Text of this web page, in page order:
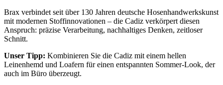
Brax verbindet seit über 130 Jahren deutsche Hosenhandwerkskunst
mit modernen Stoffinnovationen – die Cadiz verkörpert diesen
Anspruch: präzise Verarbeitung, nachhaltiges Denken, zeitloser
Schnitt.
Unser Tipp: Kombinieren Sie die Cadiz mit einem hellen
Leinenhemd und Loafern für einen entspannten Sommer-Look, der
auch im Büro überzeugt.